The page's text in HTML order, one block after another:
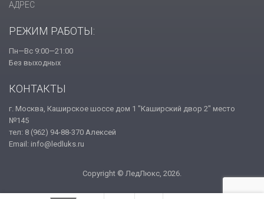
АДРЕС
РЕЖИМ РАБОТЫ:
Пн—Вс 9:00—21:00
Без выходных
КОНТАКТЫ
г. Москва, Каширское шоссе дом 1 "Каширский двор 2" место
№145
тел: 8 (962) 94-88-370 Алексей
Email: info@ledluks.ru
Copyright © ЛедЛюкс, 2026.